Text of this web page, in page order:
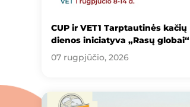
CUP ir VET1 Tarptautinės kačių
dienos iniciatyva „Rasų globai“
07 rugpjūčio, 2026